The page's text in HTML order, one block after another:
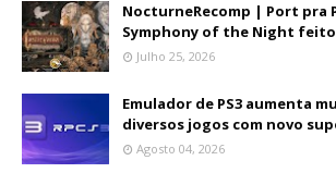
NocturneRecomp | Port pra
Symphony of the Night
Julho 25, 2026
Emulador de PS3 aumenta
diversos jogos com novo
Agosto 04, 2026